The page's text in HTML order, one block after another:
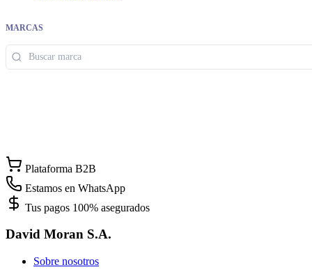
MARCAS
Plataforma B2B
Estamos en WhatsApp
Tus pagos 100% asegurados
David Moran S.A.
Sobre nosotros